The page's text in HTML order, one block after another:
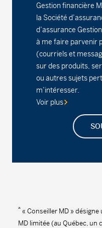
Série F - (MDM9440)
Fonds d’occasions
Série A - (MDM420)
Série D - (MDM8420)
Série F - (MDM9420)
Fonds d'actions
Fonds d'actions MD
Gestion financière
la Société
d’assurance
à me faire parvenir
(courriels et
sur des produits,
ou autres sujets
m’intéresser.
Voir plus
* « Conseiller MD »
MD limitée (au Québec, un